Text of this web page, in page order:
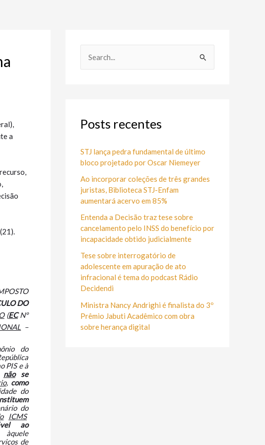
a
DO
(EC Nº
–
do
PIS e à
nãose
, como
do
do
ICMS
ao
àquele
de
u
s
a
r
p
:
Posts recentes
STJ lança pedra fundamental de último
bloco projetado por Oscar Niemeyer
Ao incorporar coleções de três grandes
juristas, Biblioteca STJ-Enfam
aumentará acervo em 85%
Entenda a Decisão traz tese sobre
cancelamento pelo INSS do benefício por
incapacidade obtido judicialmente
Tese sobre interrogatório de
adolescente em apuração de ato
infracional é tema do podcast Rádio
Decidendi
Ministra Nancy Andrighi é finalista do 3º
Prêmio Jabuti Acadêmico com obra
sobre herança digital